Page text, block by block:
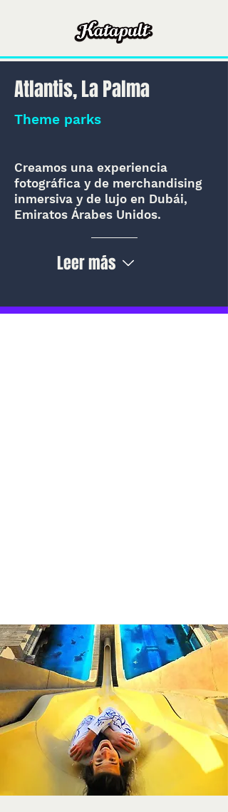
Atlantis, La Palma
Theme parks
Creamos una experiencia
fotográfica y de merchandising
inmersiva y de lujo en Dubái,
Emiratos Árabes Unidos.
Leer más